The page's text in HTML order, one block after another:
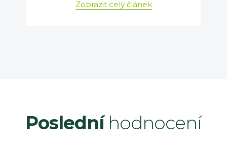
Zobrazit celý článek
Posledníhodnocení